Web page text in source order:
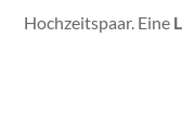
Hochzeitspaar. Eine